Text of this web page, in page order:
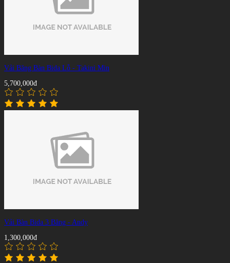
Vải Băng Bàn Bida Lỗ - Takini Min
5,700,000đ
Vải Bàn Bida 3 Băng - Andy
1,300,000đ